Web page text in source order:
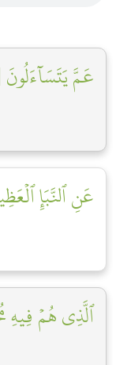
عَمَّ يَتَسَآءَلُونَ
عَنِ ٱلنَّبَإِ
ٱلَّذِي هُمۡ فِيهِ